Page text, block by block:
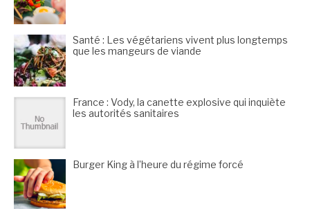
Santé : Les végétariens vivent plus longtemps
que les mangeurs de viande
France : Vody, la canette explosive qui inquiète
les autorités sanitaires
Burger King à l’heure du régime forcé